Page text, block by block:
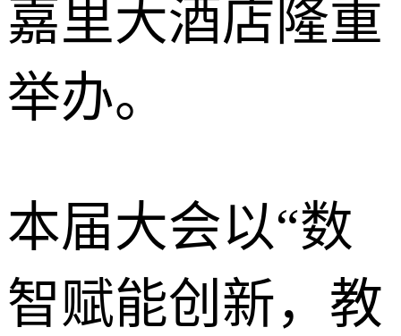
嘉里大酒店隆重
举办。
本届大会以“数
智赋能创新，教